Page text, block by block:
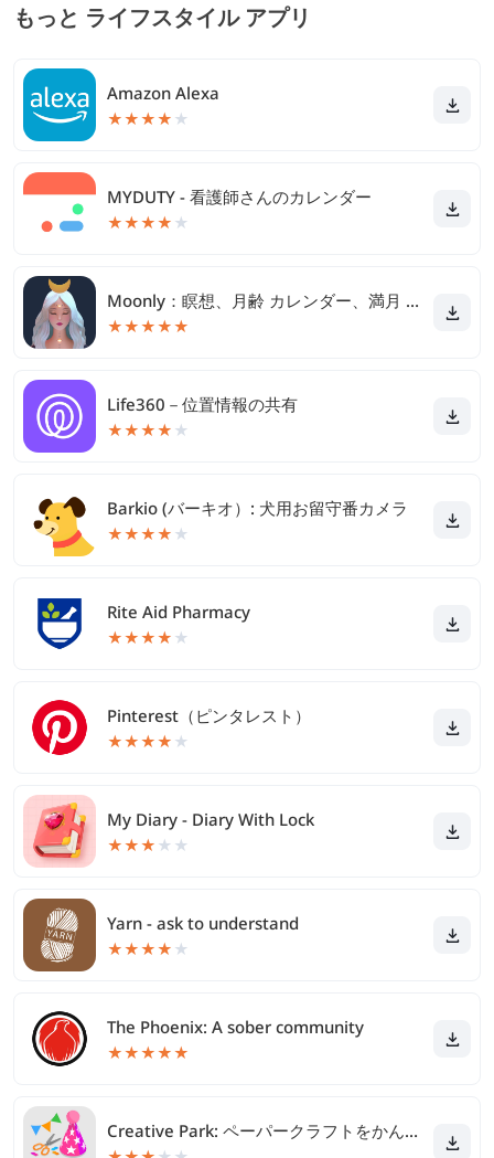
もっと ライフスタイル アプリ
Amazon Alexa
★★★★ ★
MYDUTY - 看護師さんのカレンダー
★★★★ ★
Moonly：瞑想、月齢 カレンダー、満月 ホロスコープ
★★★★★
Life360－位置情報の共有
★★★★ ★
Barkio (バーキオ）: 犬用お留守番カメラ
★★★★ ★
Rite Aid Pharmacy
★★★★ ★
Pinterest（ピンタレスト）
★★★★ ★
My Diary - Diary With Lock
★★★ ★ ★
Yarn - ask to understand
★★★★ ★
The Phoenix: A sober community
★★★★★
Creative Park: ペーパークラフトをかんたん印刷